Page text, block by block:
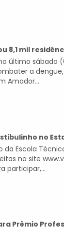
8,1 mil
último sábado
a
Amador...
no
Escola
no site
participar,...
Prêmio